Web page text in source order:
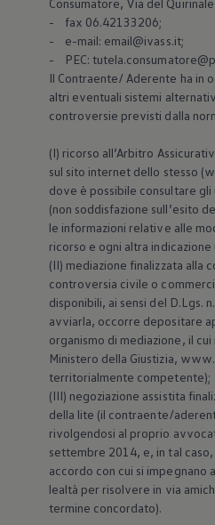
Consumatore, Via del
- fax 06.42133206;
- e-mail: email@ivass.it;
- PEC:
Il Contraente/ Aderente ha in
altri eventuali sistemi
controversie previsti dalla
(I) ricorso all’Arbitro
sul sito internet dello stesso
dove è possibile consultare
(non soddisfazione sull’esito
le informazioni relative alle
ricorso e ogni altra indicazione
(II) mediazione finalizzata alla
controversia civile o
disponibili, ai sensi del D.Lgs.
avviarla, occorre depositare
organismo di mediazione, il
Ministero della Giustizia,
territorialmente competente);
(III) negoziazione assistita
della lite (il contraente/
rivolgendosi al proprio
settembre 2014, e, in tal
accordo con cui si impegnano
lealtà per risolvere in via
termine concordato).